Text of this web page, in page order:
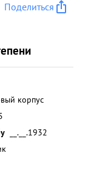
Поделиться
корпус
__.__.1932